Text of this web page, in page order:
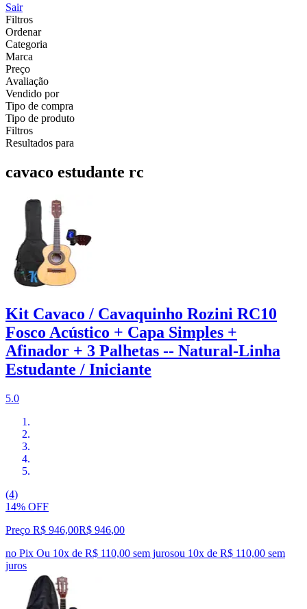
Sair
Filtros
Ordenar
Categoria
Marca
Preço
Avaliação
Vendido por
Tipo de compra
Tipo de produto
Filtros
Resultados para
cavaco estudante rc
Kit Cavaco / Cavaquinho Rozini RC10
Fosco Acústico + Capa Simples +
Afinador + 3 Palhetas -- Natural-Linha
Estudante / Iniciante
5.0
(4)
14% OFF
Preço R$ 946,00R$ 946,00
no Pix Ou 10x de R$ 110,00 sem jurosou 10x de R$ 110,00 sem
juros